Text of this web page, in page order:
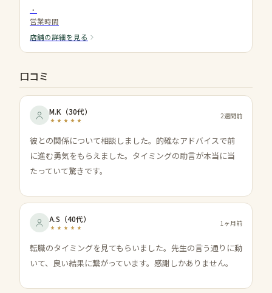
・
営業時間
店舗の詳細を見る
口コミ
M.K （30代） 2週間前
彼との関係について相談しました。的確なアドバイスで前
に進む勇気をもらえました。タイミングの助言が本当に当
たっていて驚きです。
A.S （40代） 1ヶ月前
転職のタイミングを見てもらいました。先生の言う通りに動
いて、良い結果に繋がっています。感謝しかありません。